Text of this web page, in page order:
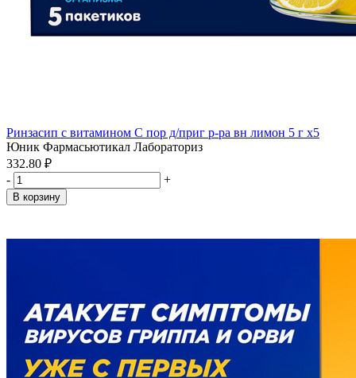
Ринзасип с витамином С пор д/приг р-ра вн лимон 5 г x5
Юник Фармасьютикал Лабораториз
332.80 ₽
-
+
В корзину